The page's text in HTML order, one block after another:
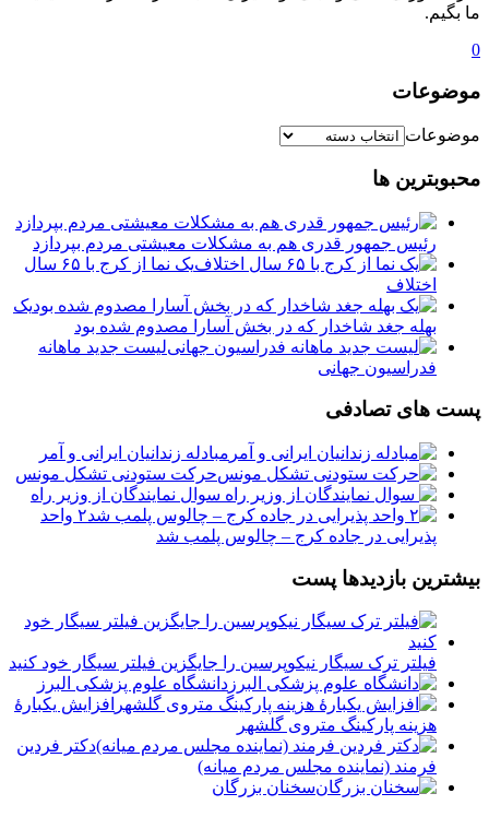
ما بگیم.
0
موضوعات
موضوعات
محبوبترین ها
رئیس جمهور قدری هم به مشکلات معیشتی مردم بپردازد
یک نما از کرج با ۶۵ سال
اختلاف
یک
بهله جغد شاخدار که در بخش آسارا مصدوم شده بود
لیست جدید ماهانه
فدراسیون جهانی
پست های تصادفی
مبادله زندانیان ایرانی و آمر
حرکت ستودنی تشکل مونس
️ سوال نمایندگان از وزیر راه
۲ واحد
پذیرایی در جاده کرج – چالوس پلمب شد
بیشترین بازدیدها پست
فیلتر ترک سیگار نیکوپرسین را جایگزین فیلتر سیگار خود کنید
دانشگاه علوم پزشکی البرز
افزایش یکبارۀ
هزینه پارکینگ متروی گلشهر
دكتر فردين
فرمند (نماينده مجلس مردم میانه)
سخنان بزرگان